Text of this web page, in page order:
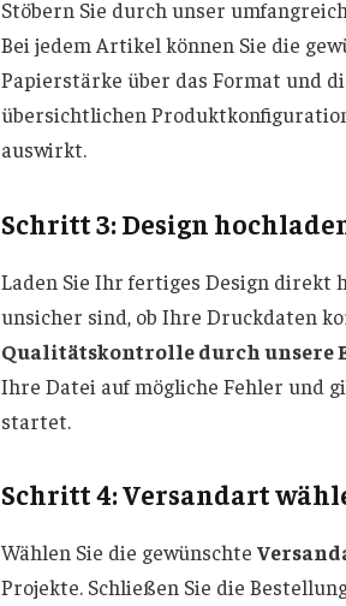
Stöbern Sie durch unser
Bei jedem Artikel können Sie die
Papierstärke über das Format und
übersichtlichen
auswirkt.
Schritt 3: Design
Laden Sie Ihr fertiges Design direkt
unsicher sind, ob Ihre Druckdaten
Qualitätskontrolle durch unsere
Ihre Datei auf mögliche Fehler und
startet.
Schritt 4: Versandart
Wählen Sie die gewünschte
Projekte. Schließen Sie die